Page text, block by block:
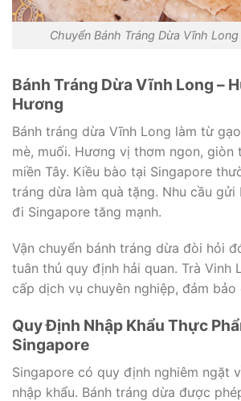
Chuyển Bánh Tráng Dừa Vĩnh
Bánh Tráng Dừa Vĩnh Long –
Hương
Bánh tráng dừa Vĩnh Long làm từ
mè, muối. Hương vị thơm ngon, giòn
miền Tây. Kiều bào tại Singapore
tráng dừa làm quà tặng. Nhu cầu gửi
đi Singapore tăng mạnh.
Vận chuyển bánh tráng dừa đòi hỏi
tuân thủ quy định hải quan. Trà Vinh
cấp dịch vụ chuyên nghiệp, đảm bảo
Quy Định Nhập Khẩu Thực
Singapore
Singapore có quy định nghiêm ngặt
nhập khẩu. Bánh tráng dừa được